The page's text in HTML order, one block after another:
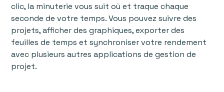
clic, la minuterie vous suit où et traque chaque
seconde de votre temps. Vous pouvez suivre des
projets, afficher des graphiques, exporter des
feuilles de temps et synchroniser votre rendement
avec plusieurs autres applications de gestion de
projet.